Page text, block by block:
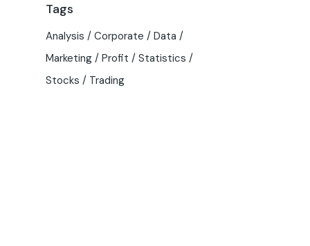
Tags
Analysis Corporate
Data
Marketing
Profit
Statistics
Stocks
Trading